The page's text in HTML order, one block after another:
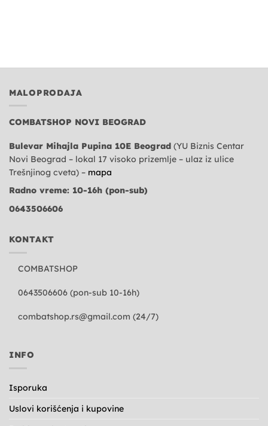
MALOPRODAJA
COMBATSHOP NOVI BEOGRAD
Bulevar Mihajla Pupina 10E Beograd (YU Biznis Centar
Novi Beograd – lokal 17 visoko prizemlje – ulaz iz ulice
Trešnjinog cveta) – mapa
Radno vreme: 10-16h (pon-sub)
0643506606
KONTAKT
COMBATSHOP
0643506606 (pon-sub 10-16h)
combatshop.rs@gmail.com (24/7)
INFO
Isporuka
Uslovi korišćenja i kupovine